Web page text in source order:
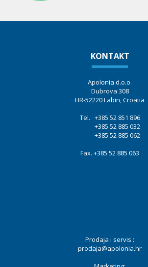
KONTAKT
Apolonia d.o.o.
Dubrova 308
HR-52220 Labin, Croatia
Tel. +385 52 851 896
+385 52 885 032
+385 52 885 062
Fax. +385 52 885 063
Prodaja i servis :
prodaja@apolonia.hr